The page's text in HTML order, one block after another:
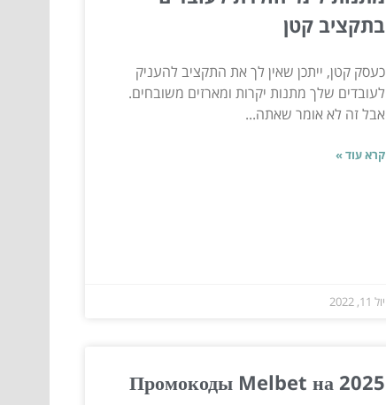
בתקציב קטן
כעסק קטן, ייתכן שאין לך את התקציב להעניק
לעובדים שלך מתנות יקרות ומארזים משובחים.
אבל זה לא אומר שאתה...
קרא עוד »
יול 11, 2022
Промокоды Melbet на 2025